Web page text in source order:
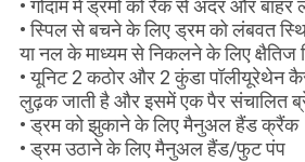
• गोदाम में ड्रमों को रैक से अंदर और
• स्पिल से बचने के लिए ड्रम को लंबवत
या नल के माध्यम से निकलने के लिए
• यूनिट 2 कठोर और 2 कुंडा पॉलीयूरेथेन
लुढ़क जाती है और इसमें एक पैर संचालित
• ड्रम को झुकाने के लिए मैनुअल हैंड क्रैंक
• ड्रम उठाने के लिए मैनुअल हैंड/फुट पंप